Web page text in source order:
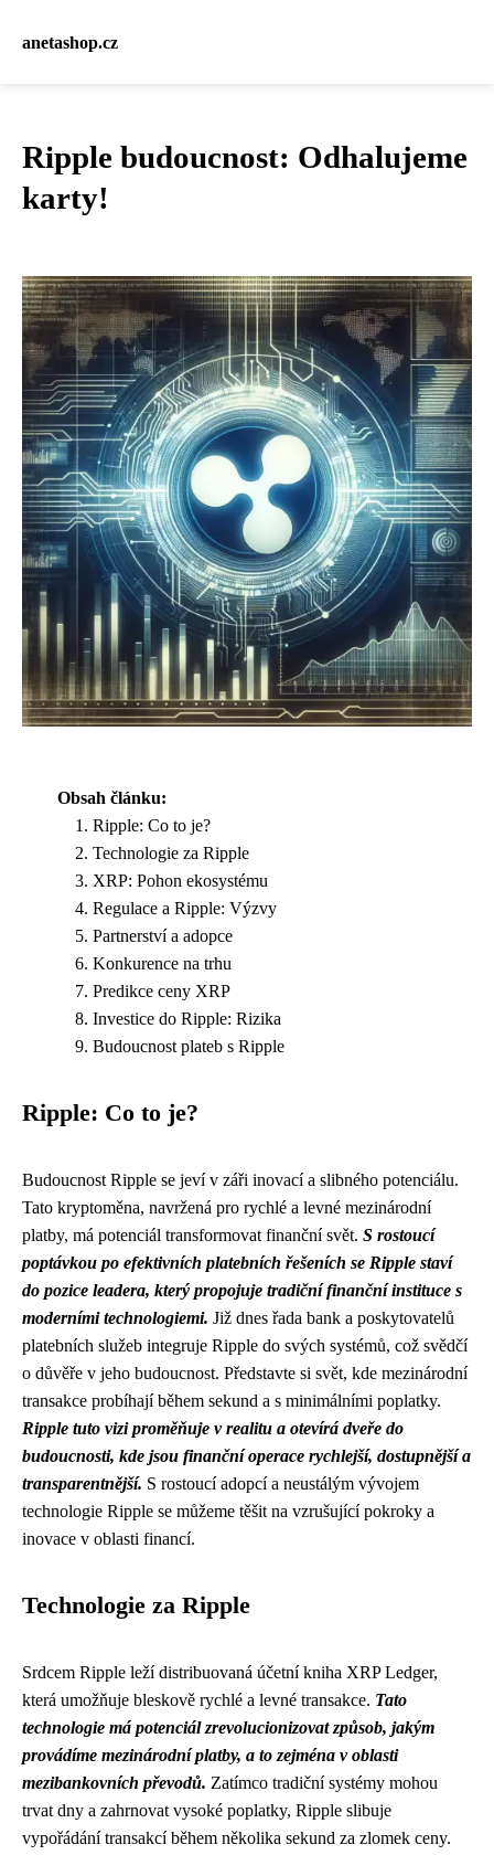
anetashop.cz
Ripple budoucnost: Odhalujeme
karty!
Obsah článku:
Ripple: Co to je?
Technologie za Ripple
XRP: Pohon ekosystému
Regulace a Ripple: Výzvy
Partnerství a adopce
Konkurence na trhu
Predikce ceny XRP
Investice do Ripple: Rizika
Budoucnost plateb s Ripple
Ripple: Co to je?
Budoucnost Ripple se jeví v záři inovací a slibného potenciálu.
Tato kryptoměna, navržená pro rychlé a levné mezinárodní
platby, má potenciál transformovat finanční svět. S rostoucí
poptávkou po efektivních platebních řešeních se Ripple staví
do pozice leadera, který propojuje tradiční finanční instituce s
moderními technologiemi. Již dnes řada bank a poskytovatelů
platebních služeb integruje Ripple do svých systémů, což svědčí
o důvěře v jeho budoucnost. Představte si svět, kde mezinárodní
transakce probíhají během sekund a s minimálními poplatky.
Ripple tuto vizi proměňuje v realitu a otevírá dveře do
budoucnosti, kde jsou finanční operace rychlejší, dostupnější a
transparentnější. S rostoucí adopcí a neustálým vývojem
technologie Ripple se můžeme těšit na vzrušující pokroky a
inovace v oblasti financí.
Technologie za Ripple
Srdcem Ripple leží distribuovaná účetní kniha XRP Ledger,
která umožňuje bleskově rychlé a levné transakce. Tato
technologie má potenciál zrevolucionizovat způsob, jakým
provádíme mezinárodní platby, a to zejména v oblasti
mezibankovních převodů. Zatímco tradiční systémy mohou
trvat dny a zahrnovat vysoké poplatky, Ripple slibuje
vypořádání transakcí během několika sekund za zlomek ceny.